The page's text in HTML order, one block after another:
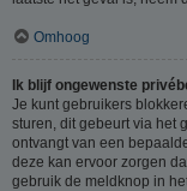
Omhoog
Ik blijf ongewenste
Je kunt gebruikers
sturen, dit gebeurt via het
ontvangt van een
deze kan ervoor zorgen
gebruik de meldknop in